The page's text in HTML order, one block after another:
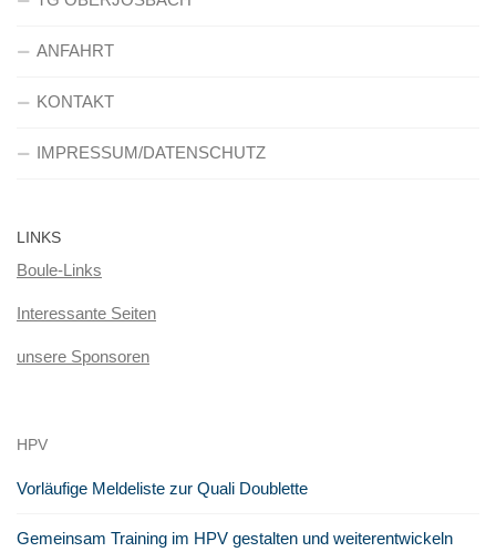
ANFAHRT
KONTAKT
IMPRESSUM/DATENSCHUTZ
LINKS
Boule-Links
Interessante Seiten
unsere Sponsoren
HPV
Vorläufige Meldeliste zur Quali Doublette
Gemeinsam Training im HPV gestalten und weiterentwickeln